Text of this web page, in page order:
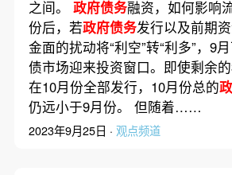
之间。 政府债务融资，如何影响
份后，若政府债务发行以及前期
金面的扰动将“利空”转“利多”，9
债市场迎来投资窗口。即使剩余
在10月份全部发行，10月份总的
仍远小于9月份。 但随着……
2023年9月25日 · 观点频道